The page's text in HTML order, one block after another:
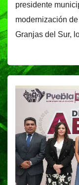
presidente
modernización
Granjas del Sur,